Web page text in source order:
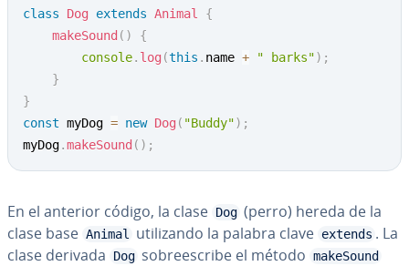
class
Dog extends Animal
{
makeSound ( )
{
console. log (this . name + " barks") ;
}
}
const myDog = new Dog ( "Buddy") ;
myDog.makeSound ( ) ;
En el anterior código, la clase Dog (perro) hereda de la
clase base Animal uti­li­za­n­do la palabra clave extends . La
clase derivada
Dog so­bree­s­cri­be el método makeSound